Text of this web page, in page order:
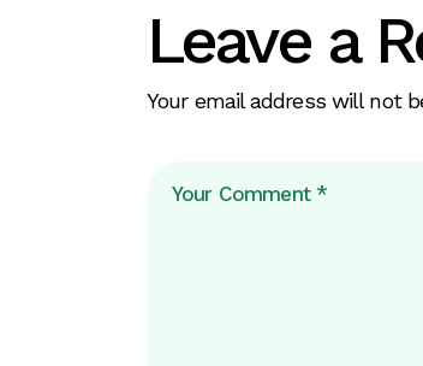
Leave a
Your email address will not